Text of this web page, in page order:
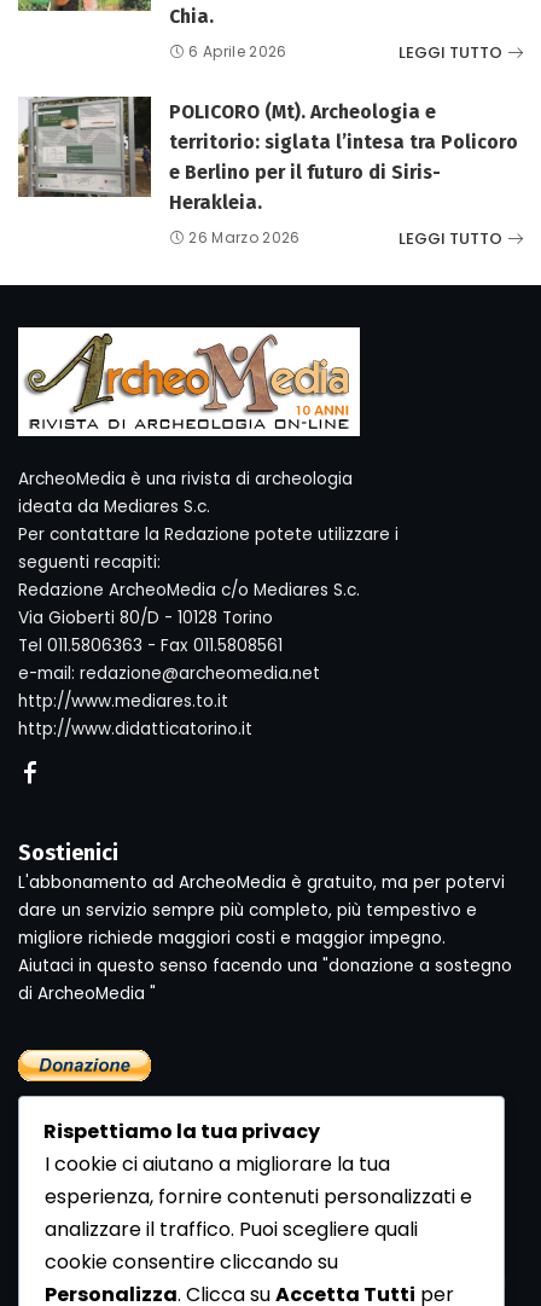
Chia.
6 Aprile 2026 LEGGI TUTTO
POLICORO (Mt). Archeologia e
territorio: siglata l’intesa tra Policoro
e Berlino per il futuro di Siris-
Herakleia.
26 Marzo 2026 LEGGI TUTTO
ArcheoMedia è una rivista di archeologia
ideata da Mediares S.c.
Per contattare la Redazione potete utilizzare i
seguenti recapiti:
Redazione ArcheoMedia c/o Mediares S.c.
Via Gioberti 80/D - 10128 Torino
Tel 011.5806363 - Fax 011.5808561
e-mail: redazione@archeomedia.net
http://www.mediares.to.it
http://www.didatticatorino.it
Sostienici
L'abbonamento ad ArcheoMedia è gratuito, ma per potervi
dare un servizio sempre più completo, più tempestivo e
migliore richiede maggiori costi e maggior impegno.
Aiutaci in questo senso facendo una "donazione a sostegno
di ArcheoMedia "
Newsletter
Se vuoi ricevere la Rivista gratuita di archeologia realizzata
Rispettiamo la tua privacy
I cookie ci aiutano a migliorare la tua
esperienza, fornire contenuti personalizzati e
analizzare il traffico. Puoi scegliere quali
cookie consentire cliccando su
Personalizza. Clicca suAccetta Tutti per